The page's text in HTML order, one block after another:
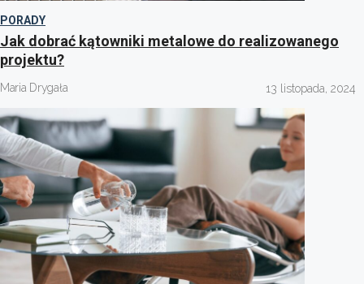
PORADY
Jak dobrać kątowniki metalowe do realizowanego
projektu?
Maria Drygała 13 listopada, 2024